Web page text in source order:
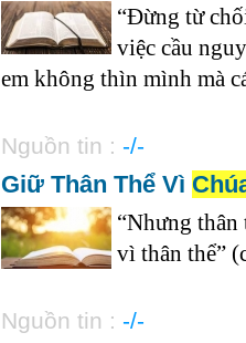
“Đừng từ
việc cầu
em không thìn mình mà
Nguồn tin : -/-
Giữ Thân Thể Vì
“Nhưng
vì thân thể”
Nguồn tin : -/-